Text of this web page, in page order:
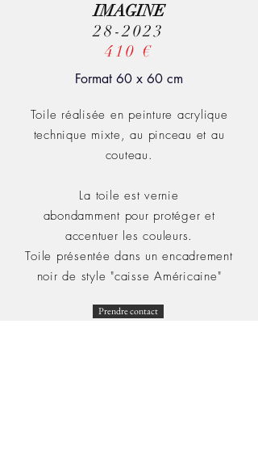
IMAGINE
28-2023
410 €
Format 60 x 60 cm
Toile réalisée en peinture acrylique
technique mixte, au pinceau et au
couteau.
La toile est vernie
abondamment pour protéger et
accentuer les couleurs.
Toile présentée dans un encadrement
noir de style "caisse Américaine"
Prendre contact